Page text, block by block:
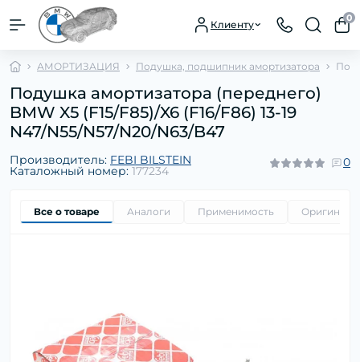
Клиенту
0
АМОРТИЗАЦИЯ Подушка, подшипник амортизатора
Подушка амортизатора (переднего)
BMW X5 (F15/F85)/X6 (F16/F86) 13-19
N47/N55/N57/N20/N63/B47
Производитель: FEBI BILSTEIN
Каталожный номер: 177234
0
Все о товаре Аналоги Применимость